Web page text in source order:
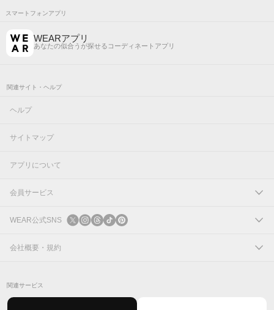
スマートフォンアプリ
WEARアプリ
あなたの似合うが探せるコーディネートアプリ
関連サイト・ヘルプ
ヘルプ
サイトマップ
アプリについて
会員サービス
ログイン
新規会員登録
WEAR公式SNS
X
会社概要・規約
関連サービス